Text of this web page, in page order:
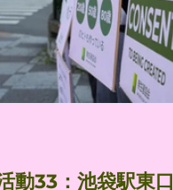
動33：池袋駅東口